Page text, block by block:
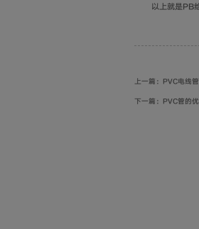
以上就是PB给
上一篇：PVC电线
下一篇：PVC管的